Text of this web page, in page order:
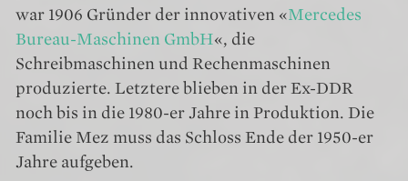
war 1906 Gründer der innovativen «Mercedes
Bureau-Maschinen GmbH«, die
Schreibmaschinen und Rechenmaschinen
produzierte. Letztere blieben in der Ex-DDR
noch bis in die 1980-er Jahre in Produktion. Die
Familie Mez muss das Schloss Ende der 1950-er
Jahre aufgeben.